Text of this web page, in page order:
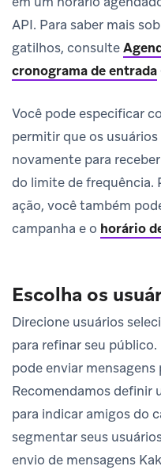
API. Para saber mais
gatilhos, consulte
cronograma de entrada
Você pode especificar
permitir que os
novamente para
do limite de frequência.
ação, você também
campanha e o horário
Escolha os
Direcione usuários
para refinar seu
pode enviar mensagens
Recomendamos definir
para indicar amigos do
segmentar seus
envio de mensagens